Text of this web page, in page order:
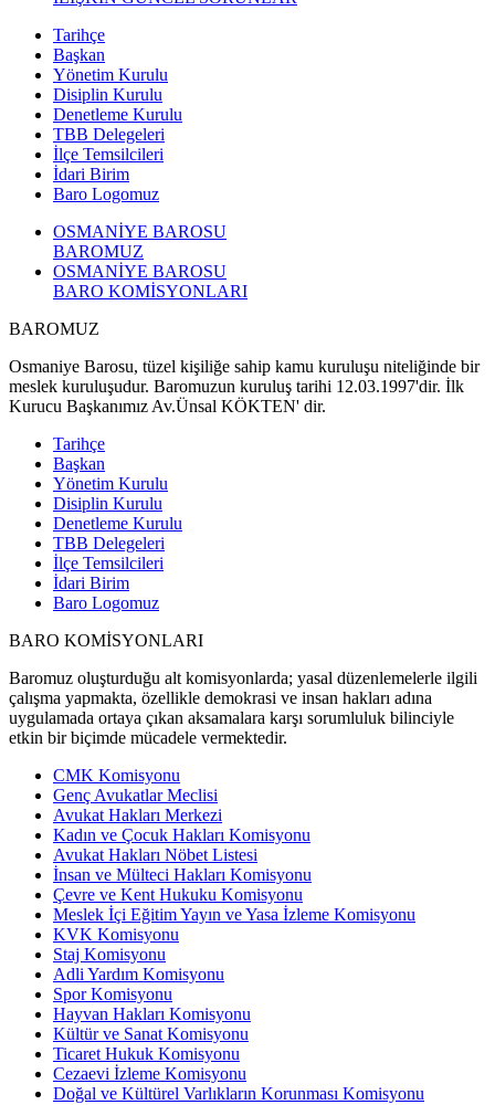
Tarihçe
Başkan
Yönetim Kurulu
Disiplin Kurulu
Denetleme Kurulu
TBB Delegeleri
İlçe Temsilcileri
İdari Birim
Baro Logomuz
OSMANİYE BAROSU
BAROMUZ
OSMANİYE BAROSU
BARO KOMİSYONLARI
BAROMUZ
Osmaniye Barosu, tüzel kişiliğe sahip kamu kuruluşu niteliğinde bir
meslek kuruluşudur. Baromuzun kuruluş tarihi 12.03.1997'dir. İlk
Kurucu Başkanımız Av.Ünsal KÖKTEN' dir.
Tarihçe
Başkan
Yönetim Kurulu
Disiplin Kurulu
Denetleme Kurulu
TBB Delegeleri
İlçe Temsilcileri
İdari Birim
Baro Logomuz
BARO KOMİSYONLARI
Baromuz oluşturduğu alt komisyonlarda; yasal düzenlemelerle ilgili
çalışma yapmakta, özellikle demokrasi ve insan hakları adına
uygulamada ortaya çıkan aksamalara karşı sorumluluk bilinciyle
etkin bir biçimde mücadele vermektedir.
CMK Komisyonu
Genç Avukatlar Meclisi
Avukat Hakları Merkezi
Kadın ve Çocuk Hakları Komisyonu
Avukat Hakları Nöbet Listesi
İnsan ve Mülteci Hakları Komisyonu
Çevre ve Kent Hukuku Komisyonu
Meslek İçi Eğitim Yayın ve Yasa İzleme Komisyonu
KVK Komisyonu
Staj Komisyonu
Adli Yardım Komisyonu
Spor Komisyonu
Hayvan Hakları Komisyonu
Kültür ve Sanat Komisyonu
Ticaret Hukuk Komisyonu
Cezaevi İzleme Komisyonu
Doğal ve Kültürel Varlıkların Korunması Komisyonu